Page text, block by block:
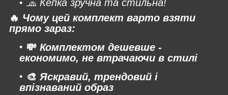
🧢 Кепка зручна та стильна!
🔥 Чому цей комплект варто взяти
прямо зараз:
💸 Комплектом дешевше -
економимо, не втрачаючи в стилі
🎨 Яскравий, трендовий і
впізнаваний образ